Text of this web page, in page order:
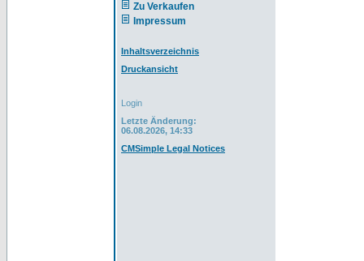
Zu Verkaufen
Impressum
Inhaltsverzeichnis
Druckansicht
Login
Letzte Änderung:
06.08.2026, 14:33
CMSimple Legal Notices